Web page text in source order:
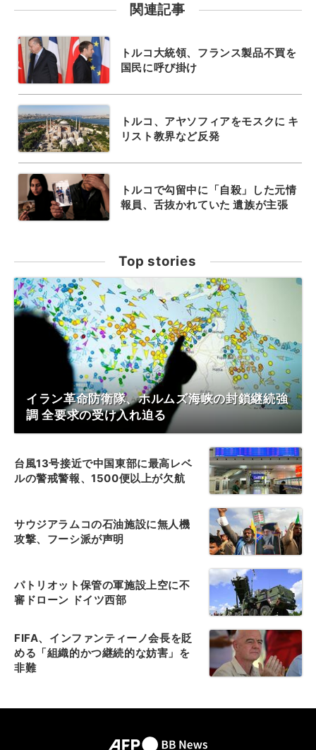
関連記事
トルコ大統領、フランス製品不買を
国民に呼び掛け
トルコ、アヤソフィアをモスクに キ
リスト教界など反発
トルコで勾留中に「自殺」した元情
報員、舌抜かれていた 遺族が主張
Top stories
イラン革命防衛隊、ホルムズ海峡の封鎖継続強
調 全要求の受け入れ迫る
台風13号接近で中国東部に最高レベ
ルの警戒警報、1500便以上が欠航
サウジアラムコの石油施設に無人機
攻撃、フーシ派が声明
パトリオット保管の軍施設上空に不
審ドローン ドイツ西部
FIFA、インファンティーノ会長を貶
める「組織的かつ継続的な妨害」を
非難